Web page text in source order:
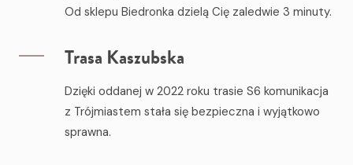
Od sklepu Biedronka dzielą Cię zaledwie 3 minuty.
Trasa Kaszubska
Dzięki oddanej w 2022 roku trasie S6 komunikacja
z Trójmiastem stała się bezpieczna i wyjątkowo
sprawna.